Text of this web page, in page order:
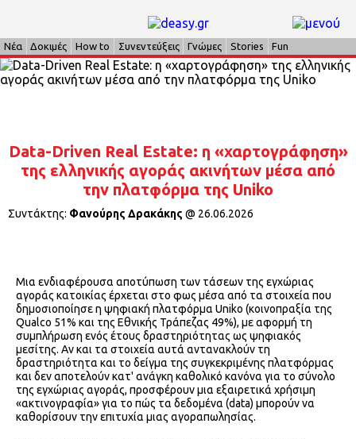
Νέα Δοκιμές How to Συνεντεύξεις Γνώμες Stories Fun
Data-Driven Real Estate: η «χαρτογράφηση»
της ελληνικής αγοράς ακινήτων μέσα από
την πλατφόρμα της Uniko
Συντάκτης: Φανούρης Δρακάκης @ 26.06.2026
Μια ενδιαφέρουσα αποτύπωση των τάσεων της εγχώριας
αγοράς κατοικίας έρχεται στο φως μέσα από τα στοιχεία που
δημοσιοποίησε η ψηφιακή πλατφόρμα Uniko (κοινοπραξία της
Qualco 51% και της Εθνικής Τράπεζας 49%), με αφορμή τη
συμπλήρωση ενός έτους δραστηριότητας ως ψηφιακός
μεσίτης. Αν και τα στοιχεία αυτά αντανακλούν τη
δραστηριότητα και το δείγμα της συγκεκριμένης πλατφόρμας
και δεν αποτελούν κατ' ανάγκη καθολικό κανόνα για το σύνολο
της εγχώριας αγοράς, προσφέρουν μια εξαιρετικά χρήσιμη
«ακτινογραφία» για το πώς τα δεδομένα (data) μπορούν να
καθορίσουν την επιτυχία μιας αγοραπωλησίας.